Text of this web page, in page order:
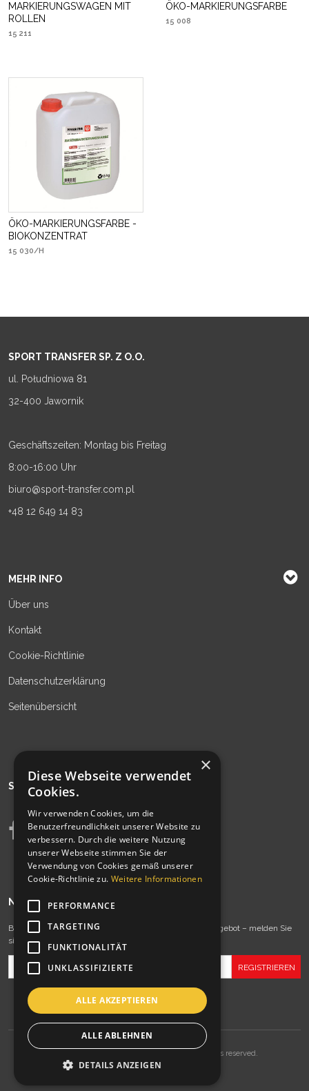
MARKIERUNGSWAGEN MIT
ROLLEN
15 211
ÖKO-MARKIERUNGSFARBE
15 008
ÖKO-MARKIERUNGSFARBE -
BIOKONZENTRAT
15 030/H
SPORT TRANSFER SP. Z O.O.
ul. Południowa 81
32-400 Jawornik
Geschäftszeiten: Montag bis Freitag
8:00-16:00 Uhr
biuro@sport-transfer.com.pl
+48 12 649 14 83
MEHR INFO
Über uns
Kontakt
Cookie-Richtlinie
Datenschutzerklärung
Seitenübersicht
SIEHE AUCH
NEWSLETTER
Bleiben Sie immer auf dem Laufenden mit unserem Angebot – melden Sie
sich jetzt zu unserem Newsletter an!
Copyrights © 1997-2022 Sport Transfer. All rights reserved.
×
Diese Webseite verwendet
Cookies.
Wir verwenden Cookies, um die
Benutzerfreundlichkeit unserer Website zu
verbessern. Durch die weitere Nutzung
unserer Webseite stimmen Sie der
Verwendung von Cookies gemäß unserer
Cookie-Richtlinie zu. Weitere Informationen
PERFORMANCE
TARGETING
FUNKTIONALITÄT
UNKLASSIFIZIERTE
ALLE AKZEPTIEREN
ALLE ABLEHNEN
DETAILS ANZEIGEN